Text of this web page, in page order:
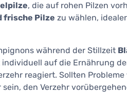
, die auf rohen Pilzen
frische Pilze zu wählen,
während der Stillzeit
auf die Ernährung
reagiert. Sollten Probleme
den Verzehr